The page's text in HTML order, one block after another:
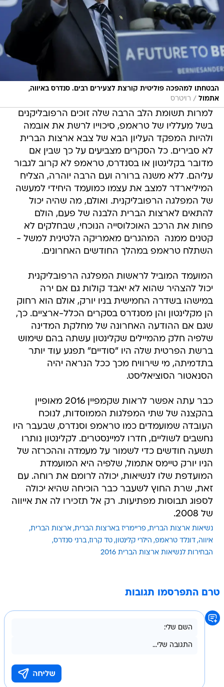
הבטחתו למהפכה פוליטית קורצת לצעירים רבים. סנדרס באיווה,
אתמול / רויטרס
למרות תשומת הלב הרבה שלה זוכים הרפובליקנים
בשל מעלליו של טראמפ, סיכוייו לרשת את אובמה
ולהיות המפקד העליון הבא של צבא ארצות הברית
לא סבירים. כל הסקרים מצביעים על כך שבין אם
מדובר בקלינטון או בסנדרס, טראמפ לא קרוב לגבור
עליהם. ללא משנה ברורה ועם הרבה יוהרה, הצליח
המיליארדר למצב את עצמו כמועמד היחידי למעשה
של המפלגה הרפובליקנית. ואולם, מה שהיה יכול
להתאים לארצות הברית הלבנה של פעם, הולם
פחות את הרכב האוכלוסייה הנוכחי, שבחלקים לא
קטנים ממנה  המהגרים מאמריקה הלטינית למשל -
השתלח טראמפ במהלך החודשים האחרונים.
המועמד המוביל לראשות המפלגה הרפובליקנית
יכול להצהיר שהוא לא יאבד קולות גם אם ירה
במישהו בשדרה החמישית בניו יורק, אולם הוא רחוק
הן מקלינטון והן מסנדרס בסקרים הכלל-ארציים. כך,
שגם אם ההודעה האחרונה של מחלקת המדינה
שלפיה חלק מהמיילים שקלינטון עשתה בהם שימוש
ברשת הפרטית שלה היו "סודיים" תפגע עוד יותר
בתדמיתה, מי שירוויח מכך ככל הנראה יהיה
הסנאטור הסוציאליסט.
כבר עתה אפשר לראות שקמפיין 2016 מאופיין
בהקצנה של שתי המפלגות הממוסדות, לנוכח
העובדה שמועמדים כמו טראמפ וסנדרס, שבעבר היו
נחשבים לשוליים, חדרו למיינסטרים. לקלינטון נותרו
תשעה חודשים כדי לשמור על מעמדה וההכרזה של
הניו יורק טיימס אתמול, שלפיה היא המועמדת
המועדפת שלו לנשיאות, יכולה לרומם את רוחה. עם
זאת, שרת החוץ לשעבר כבר הוכיחה שהיא יכולה
לספוג תבוסות מפתיעות. רק אל תזכירו לה את אייווה
של 2008.
נשיאות ארצות הברית פריימריז בארצות הברית ארצות הברית
איווה דונלד טראמפ הילרי קלינטון טד קרוז ברני סנדרס
הבחירות לנשיאות ארצות הברית 2016
טרם התפרסמו תגובות